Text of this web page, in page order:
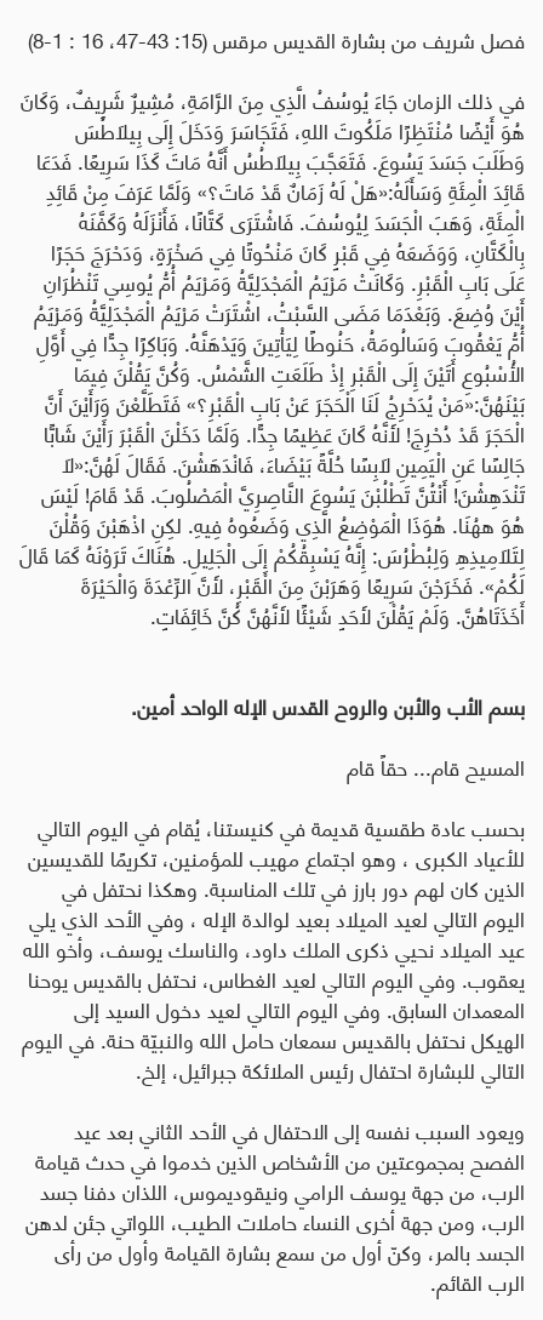
فصل شريف من بشارة القديس مرقس(15: 43-47، 16 : 1-8)
في ذلك الزمان جَاءَ يُوسُفُ الَّذِي مِنَ الرَّامَةِ، مُشِيرٌ شَرِيفٌ، وَكَانَ
هُوَ أَيْضًا مُنْتَظِرًا مَلَكُوتَ اللهِ، فَتَجَاسَرَ وَدَخَلَ إِلَى بِيلاَطُسَ
وَطَلَبَ جَسَدَ يَسُوعَ. فَتَعَجَّبَ بِيلاَطُسُ أَنَّهُ مَاتَ كَذَا سَرِيعًا. فَدَعَا
قَائِدَ الْمِئَةِ وَسَأَلَهُ:«هَلْ لَهُ زَمَانٌ قَدْ مَاتَ؟» وَلَمَّا عَرَفَ مِنْ قَائِدِ
الْمِئَةِ، وَهَبَ الْجَسَدَ لِيُوسُفَ. فَاشْتَرَى كَتَّانًا، فَأَنْزَلَهُ وَكَفَّنَهُ
بِالْكَتَّانِ، وَوَضَعَهُ فِي قَبْرٍ كَانَ مَنْحُوتًا فِي صَخْرَةٍ، وَدَحْرَجَ حَجَرًا
عَلَى بَابِ الْقَبْرِ. وَكَانَتْ مَرْيَمُ الْمَجْدَلِيَّةُ وَمَرْيَمُ أُمُّ يُوسِي تَنْظُرَانِ
أَيْنَ وُضِعَ. وَبَعْدَمَا مَضَى السَّبْتُ، اشْتَرَتْ مَرْيَمُ الْمَجْدَلِيَّةُ وَمَرْيَمُ
أُمُّ يَعْقُوبَ وَسَالُومَةُ، حَنُوطًا لِيَأْتِينَ وَيَدْهَنَّهُ. وَبَاكِرًا جِدًّا فِي أَوَّلِ
الأُسْبُوعِ أَتَيْنَ إِلَى الْقَبْرِ إِذْ طَلَعَتِ الشَّمْسُ. وَكُنَّ يَقُلْنَ فِيمَا
بَيْنَهُنَّ:«مَنْ يُدَحْرِجُ لَنَا الْحَجَرَ عَنْ بَابِ الْقَبْرِ؟» فَتَطَلَّعْنَ وَرَأَيْنَ أَنَّ
الْحَجَرَ قَدْ دُحْرِجَ! لأَنَّهُ كَانَ عَظِيمًا جِدًّا. وَلَمَّا دَخَلْنَ الْقَبْرَ رَأَيْنَ شَابًّا
جَالِسًا عَنِ الْيَمِينِ لاَبِسًا حُلَّةً بَيْضَاءَ، فَانْدَهَشْنَ. فَقَالَ لَهُنَّ:«لاَ
تَنْدَهِشْنَ! أَنْتُنَّ تَطْلُبْنَ يَسُوعَ النَّاصِرِيَّ الْمَصْلُوبَ. قَدْ قَامَ! لَيْسَ
هُوَ ههُنَا. هُوَذَا الْمَوْضِعُ الَّذِي وَضَعُوهُ فِيهِ. لكِنِ اذْهَبْنَ وَقُلْنَ
لِتَلاَمِيذِهِ وَلِبُطْرُسَ: إِنَّهُ يَسْبِقُكُمْ إِلَى الْجَلِيلِ. هُنَاكَ تَرَوْنَهُ كَمَا قَالَ
لَكُمْ». فَخَرَجْنَ سَرِيعًا وَهَرَبْنَ مِنَ الْقَبْرِ، لأَنَّ الرِّعْدَةَ وَالْحَيْرَةَ
أَخَذَتَاهُنَّ. وَلَمْ يَقُلْنَ لأَحَدٍ شَيْئًا لأَنَّهُنَّ كُنَّ خَائِفَاتٍ.
بسم الأب والأبن والروح القدس الإله الواحد أمين.
المسيح قام... حقاً قام
بحسب عادة طقسية قديمة في كنيستنا، يُقام في اليوم التالي
للأعياد الكبرى ، وهو اجتماع مهيب للمؤمنين، تكريمًا للقديسين
الذين كان لهم دور بارز في تلك المناسبة. وهكذا نحتفل في
اليوم التالي لعيد الميلاد بعيد لوالدة الإله ، وفي الأحد الذي يلي
عيد الميلاد نحيي ذكرى الملك داود، والناسك يوسف، وأخو الله
يعقوب. وفي اليوم التالي لعيد الغطاس، نحتفل بالقديس يوحنا
المعمدان السابق. وفي اليوم التالي لعيد دخول السيد إلى
الهيكل نحتفل بالقديس سمعان حامل الله والنبيّة حنة. في اليوم
التالي للبشارة احتفال رئيس الملائكة جبرائيل، إلخ.
ويعود السبب نفسه إلى الاحتفال في الأحد الثاني بعد عيد
الفصح بمجموعتين من الأشخاص الذين خدموا في حدث قيامة
الرب، من جهة يوسف الرامي ونيقوديموس، اللذان دفنا جسد
الرب، ومن جهة أخرى النساء حاملات الطيب، اللواتي جئن لدهن
الجسد بالمر، وكنّ أول من سمع بشارة القيامة وأول من رأى
الرب القائم.